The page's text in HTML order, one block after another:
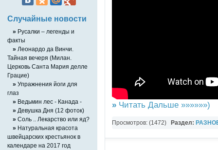
» Читать Дальше »»»»»»)
Просмотров: (1472) Раздел:
Случайные новости
» Русалки – легенды и
факты
» Леонардо да Винчи.
Тайная вечеря (Милан.
Церковь Санта Мария делле
Грацие)
» Упражнения йоги для
глаз
» Ведьмин лес - Канада -
» Девушка Дня (12 фоток)
» Соль .. Лекарство или яд?
» Натуральная красота
швейцарских крестьянок в
календаре на 2017 год